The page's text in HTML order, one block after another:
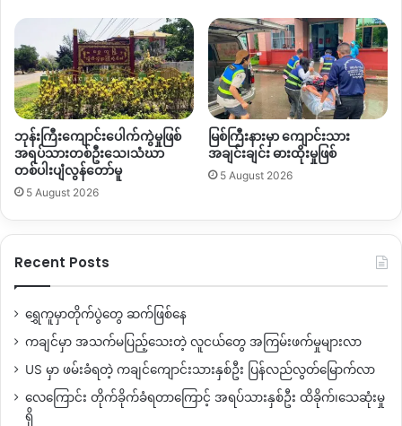
ဘုန်းကြီးကျောင်းပေါက်ကွဲမှုဖြစ်
အရပ်သားတစ်ဦးသေ၊သံဃာ
တစ်ပါးပျံလွန်တော်မူ
5 August 2026
မြစ်ကြီးနားမှာ ကျောင်းသား
အချင်းချင်း ဓားထိုးမှုဖြစ်
5 August 2026
Recent Posts
ရွှေကူမှာတိုက်ပွဲတွေ ဆက်ဖြစ်နေ
ကချင်မှာ အသက်မပြည့်သေးတဲ့ လူငယ်တွေ အကြမ်းဖက်မှုများလာ
US မှာ ဖမ်းခံရတဲ့ ကချင်ကျောင်းသားနှစ်ဦး ပြန်လည်လွတ်မြောက်လာ
လေကြောင်း တိုက်ခိုက်ခံရတာကြောင့် အရပ်သားနှစ်ဦး ထိခိုက်၊သေဆုံးမှု
ရှိ